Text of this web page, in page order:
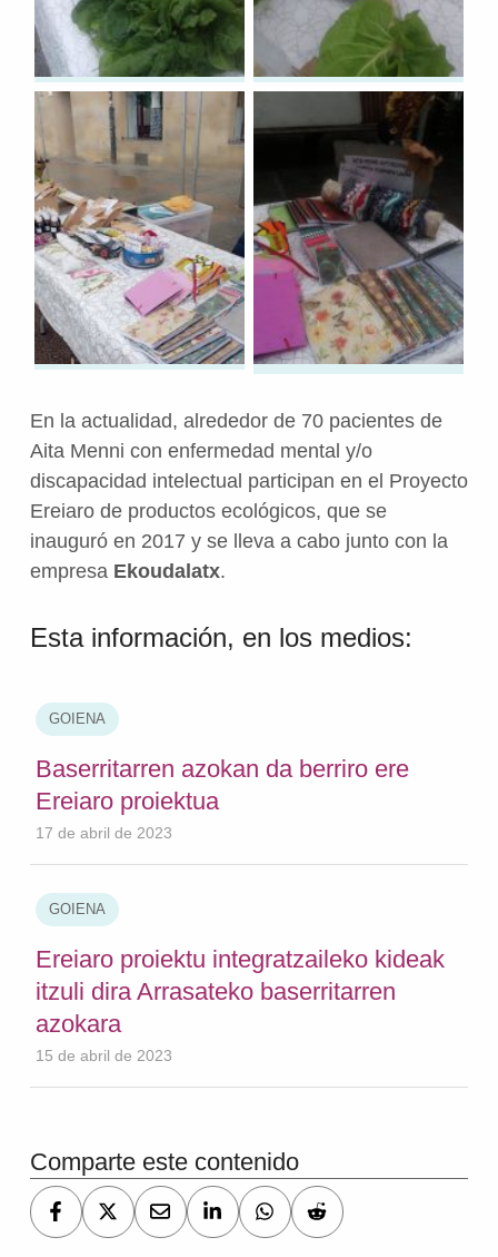
En la actualidad, alrededor de 70 pacientes de
Aita Menni con enfermedad mental y/o
discapacidad intelectual participan en el Proyecto
Ereiaro de productos ecológicos, que se
inauguró en 2017 y se lleva a cabo junto con la
empresa Ekoudalatx.
Esta información, en los medios:
GOIENA
Baserritarren azokan da berriro ere
Ereiaro proiektua
17 de abril de 2023
GOIENA
Ereiaro proiektu integratzaileko kideak
itzuli dira Arrasateko baserritarren
azokara
15 de abril de 2023
Volver a la navegación principal
Comparte este contenido